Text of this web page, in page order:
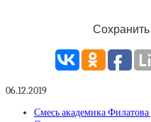
Сохранить
06.12.2019
Смесь академика